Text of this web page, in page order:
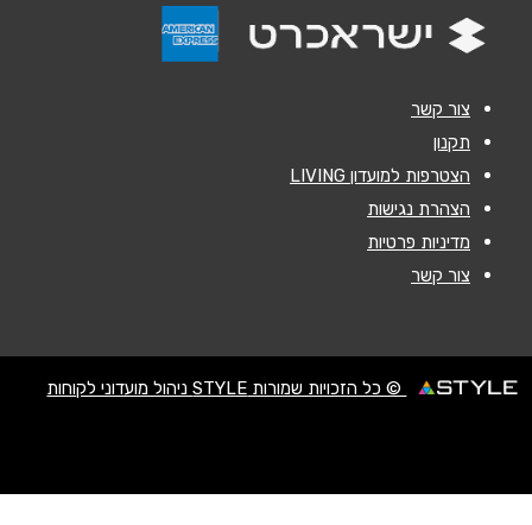
שליחה
צור קשר
תקנון
הצטרפות למועדון LIVING
הצהרת נגישות
מדיניות פרטיות
צור קשר
© כל הזכויות שמורות STYLE ניהול מועדוני לקוחות